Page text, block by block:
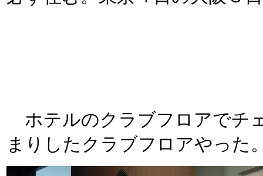
ホテルのクラブフロアでチ
まりしたクラブフロアやった